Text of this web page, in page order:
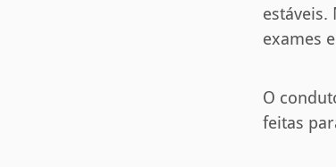
exames
O
feitas